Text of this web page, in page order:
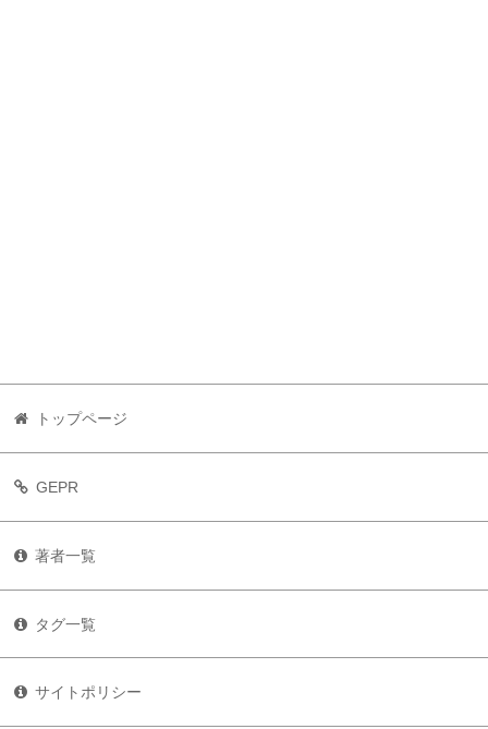
トップページ
GEPR
著者一覧
タグ一覧
サイトポリシー